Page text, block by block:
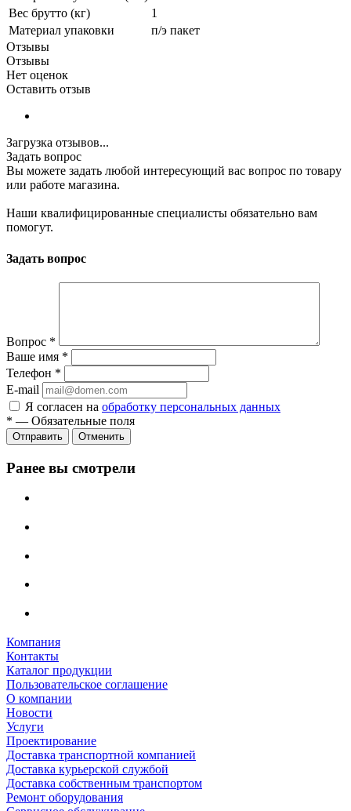
Вес брутто (кг)
1
Материал упаковки
п/э пакет
Отзывы
Отзывы
Нет оценок
Оставить отзыв
Загрузка отзывов...
Задать вопрос
Вы можете задать любой интересующий вас вопрос по товару
или работе магазина.
Наши квалифицированные специалисты обязательно вам
помогут.
Задать вопрос
Вопрос *
Ваше имя *
Телефон *
E-mail
Я согласен на обработку персональных данных
* — Обязательные поля
Отменить
Ранее вы смотрели
Компания
Контакты
Каталог продукции
Пользовательское соглашение
О компании
Новости
Услуги
Проектирование
Доставка транспортной компанией
Доставка курьерской службой
Доставка собственным транспортом
Ремонт оборудования